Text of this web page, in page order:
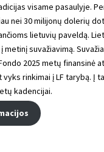
visame pasaulyje.
nei 30 milijonų dolerių
lietuvių paveldą.
metinį suvažiavimą.
2025 metų finansinė
rinkimai į LF tarybą. Į
kadencijai.